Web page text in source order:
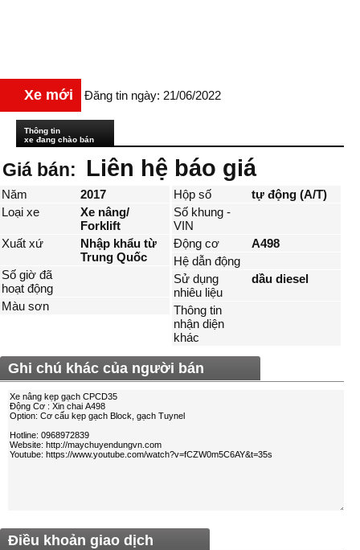
Xe mới Đăng tin ngày: 21/06/2022
Thông tin
xe đang chào bán
Giá bán: Liên hệ báo giá
Năm
2017
Loại xe
Xe nâng/
Forklift
Xuất xứ
Nhập khẩu từ
Trung Quốc
Số giờ đã
hoạt động
Màu sơn
Hộp số
tự động (A/T)
Số khung -
VIN
Động cơ
A498
Hệ dẫn động
Sử dụng
nhiêu liệu
dầu diesel
Thông tin
nhận diện
khác
Ghi chú khác của người bán
Điều khoản giao dịch